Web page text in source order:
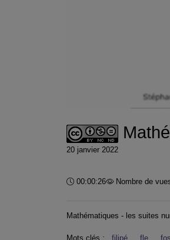
20 janvier 2022
Durée :
00:00:26 Nombre de
Mathématiques - les suites
Mots clés : filipé fle fos